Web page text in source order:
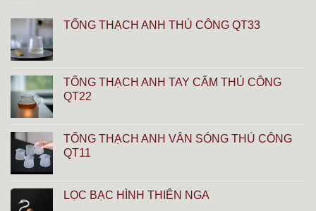
TỐNG THẠCH ANH THỦ CÔNG QT33
TỐNG THẠCH ANH TAY CẨM THỦ CÔNG
QT22
TỐNG THẠCH ANH VÂN SÓNG THỦ CÔNG
QT11
LỌC BẠC HÌNH THIÊN NGA